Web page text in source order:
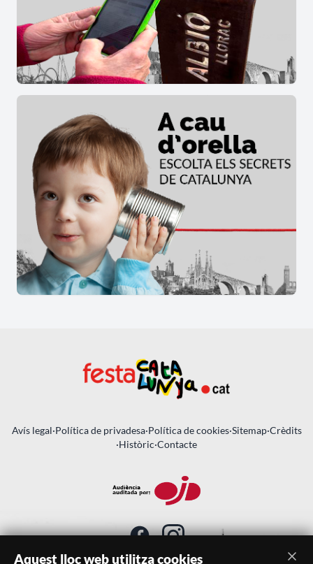
personals i la recreació d'una infermeria d'un
vaixell del segle XVIII.
Més informació i visites
Avís legal·Política de privadesa·Política de cookies·Sitemap·Crèdits
·Històric·Contacte
Aquest lloc web utilitza cookies